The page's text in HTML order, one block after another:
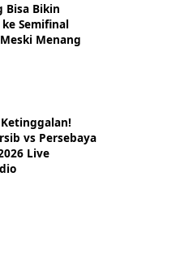
Bisa Bikin
Semifinal
Menang
vs Persebaya
Live